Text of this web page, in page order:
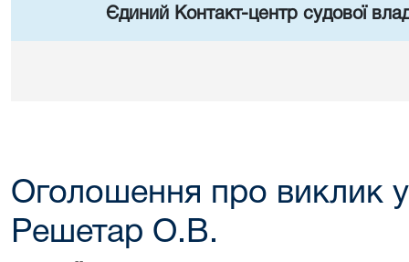
Єдиний Контакт-центр судової
Оголошення про виклик у
Решетар О.В.